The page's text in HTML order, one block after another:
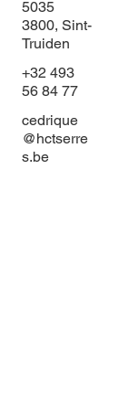
5035
3800, Sint-
Truiden
+32 493
56 84 77
cedrique
@hctserre
s.be